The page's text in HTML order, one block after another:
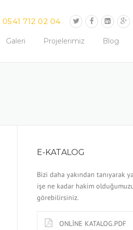
0541 712 02 04
Galeri Projelerimiz Blog
E-KATALOG
Bizi daha yakından tanıyarak
işe ne kadar hakim
görebilirsiniz.
ONLİNE KATALOG.PDF